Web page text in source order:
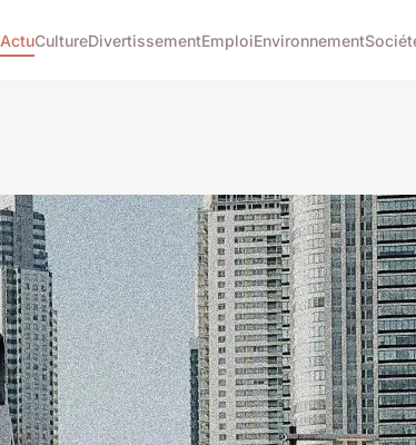
ActuCultureDivertissementEmploiEnvironnement